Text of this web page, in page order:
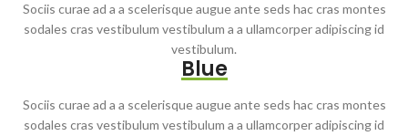
Sociis curae ad a a scelerisque augue ante seds hac cras montes
sodales cras vestibulum vestibulum a a ullamcorper adipiscing id
vestibulum.
Blue
Sociis curae ad a a scelerisque augue ante seds hac cras montes
sodales cras vestibulum vestibulum a a ullamcorper adipiscing id